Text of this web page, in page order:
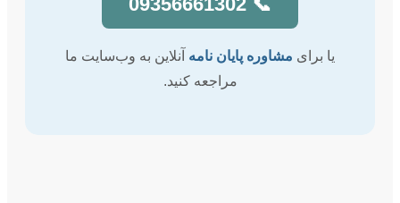
یا برایمشاوره پایان نامه آنلاین به وب‌سایت ما
مراجعه کنید.